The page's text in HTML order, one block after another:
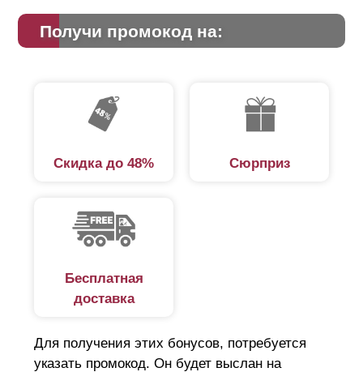
составляющая. Дело в том, что с задней стороны
секции, когда ее длина превышает 1,5 метра,
Крепления этого усилителя видны с лицевой стороны
забора (см. на фото). Если ламели расположены с
нахлестом, то они скрывают эти крепления.
Получи промокод на:
Скидка до 48% Сюрприз
Бесплатная
доставка
Для получения этих бонусов, потребуется
указать промокод. Он будет выслан на